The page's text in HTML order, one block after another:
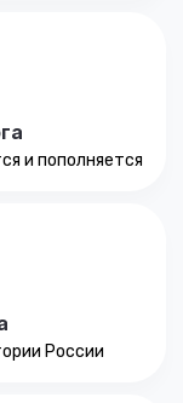
и пополняется
России